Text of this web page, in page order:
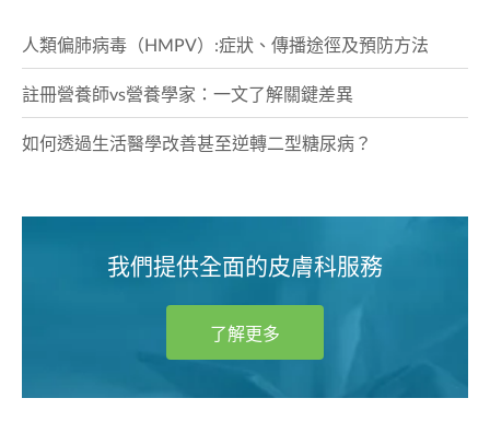
人類偏肺病毒（HMPV）:症狀、傳播途徑及預防方法
註冊營養師vs營養學家：一文了解關鍵差異
如何透過生活醫學改善甚至逆轉二型糖尿病？
我們提供全面的皮膚科服務
了解更多